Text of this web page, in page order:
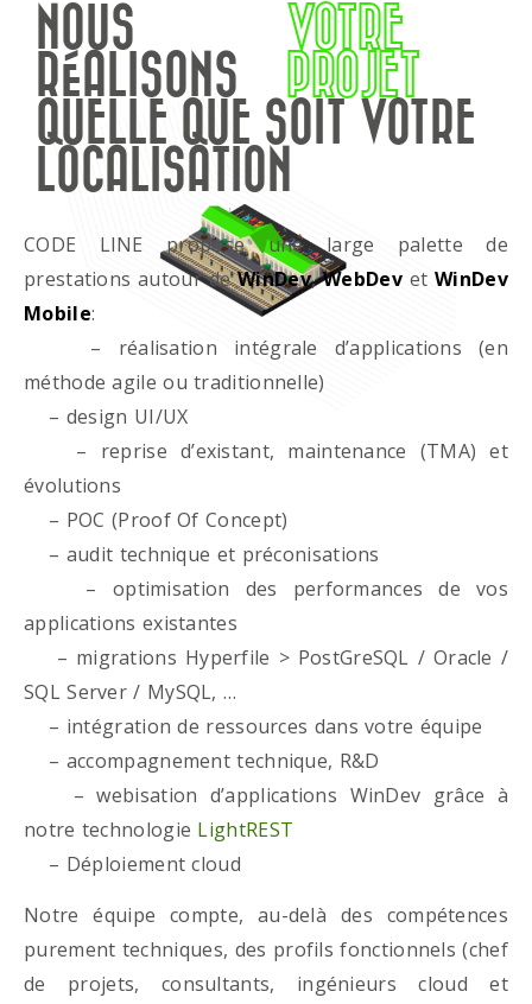
NOUS
RÉALISONS
VOTRE
PROJET
QUELLE QUE SOIT VOTRE
LOCALISATION
CODE LINE propose une large palette de
prestations autour deWinDev,WebDevet WinDev
Mobile:
– réalisation intégrale d’applications (en
méthode agile ou traditionnelle)
– design UI/UX
– reprise d’existant, maintenance (TMA) et
évolutions
– POC (Proof Of Concept)
– audit technique et préconisations
– optimisation des performances de vos
applications existantes
– migrations Hyperfile > PostGreSQL / Oracle /
SQL Server / MySQL, …
– intégration de ressources dans votre équipe
– accompagnement technique, R&D
– webisation d’applications WinDev grâce à
notre technologie LightREST
– Déploiement cloud
Notre équipe compte, au-delà des compétences
purement techniques, des profils fonctionnels (chef
de projets, consultants, ingénieurs cloud et